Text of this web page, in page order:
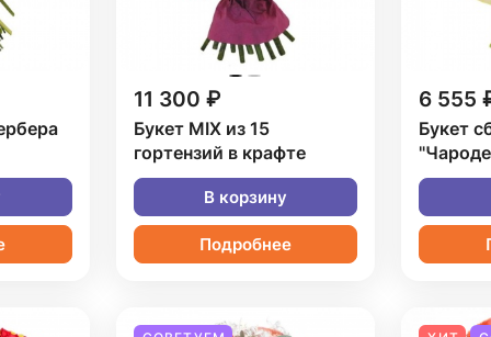
11 300 ₽
Букет MIX из 15
гортензий в крафте
В корзину
Подробнее
6 555
Букет